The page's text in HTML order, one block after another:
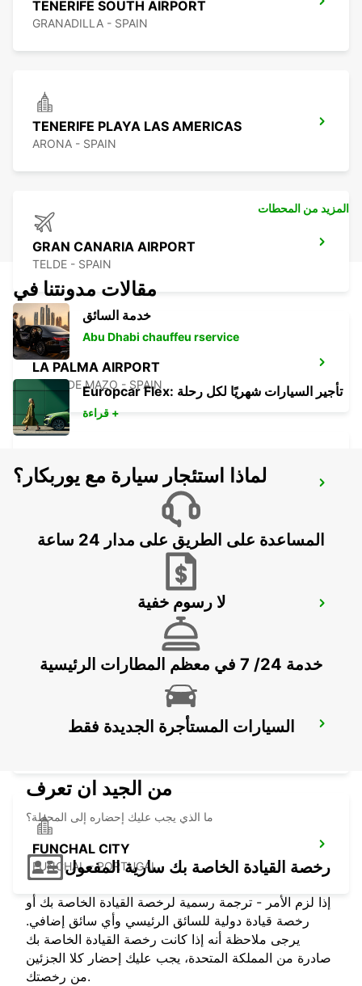
TENERIFE SOUTH AIRPORT
GRANADILLA - SPAIN
TENERIFE PLAYA LAS AMERICAS
ARONA - SPAIN
GRAN CANARIA AIRPORT
TELDE - SPAIN
LA PALMA AIRPORT
VILLA DE MAZO - SPAIN
EL HIERRO AIRPORT
VILLA DE VALVERDE - SPAIN
FUERTEVENTURA AIRPORT
PUERTO DEL ROSARIO - SPAIN
LANZAROTE AIRPORT
FUNCHAL CITY
FUNCHAL - PORTUGAL
المزيد من المحطات
مقالات مدونتنا في
خدمة السائق
Abu Dhabi chauffeu rservice
Europcar Flex: تأجير السيارات شهريًا لكل رحلة
قراءة +
لماذا استئجار سيارة مع يوربكار؟
المساعدة على الطريق على مدار 24 ساعة
لا رسوم خفية
خدمة 24/ 7 في معظم المطارات الرئيسية
السيارات المستأجرة الجديدة فقط
من الجيد ان تعرف
ما الذي يجب عليك إحضاره إلى المحطة؟
رخصة القيادة الخاصة بك سارية المفعول
إذا لزم الأمر - ترجمة رسمية لرخصة القيادة الخاصة بك أو
رخصة قيادة دولية للسائق الرئيسي وأي سائق إضافي.
يرجى ملاحظة أنه إذا كانت رخصة القيادة الخاصة بك
صادرة من المملكة المتحدة، يجب عليك إحضار كلا الجزئين
من رخصتك.